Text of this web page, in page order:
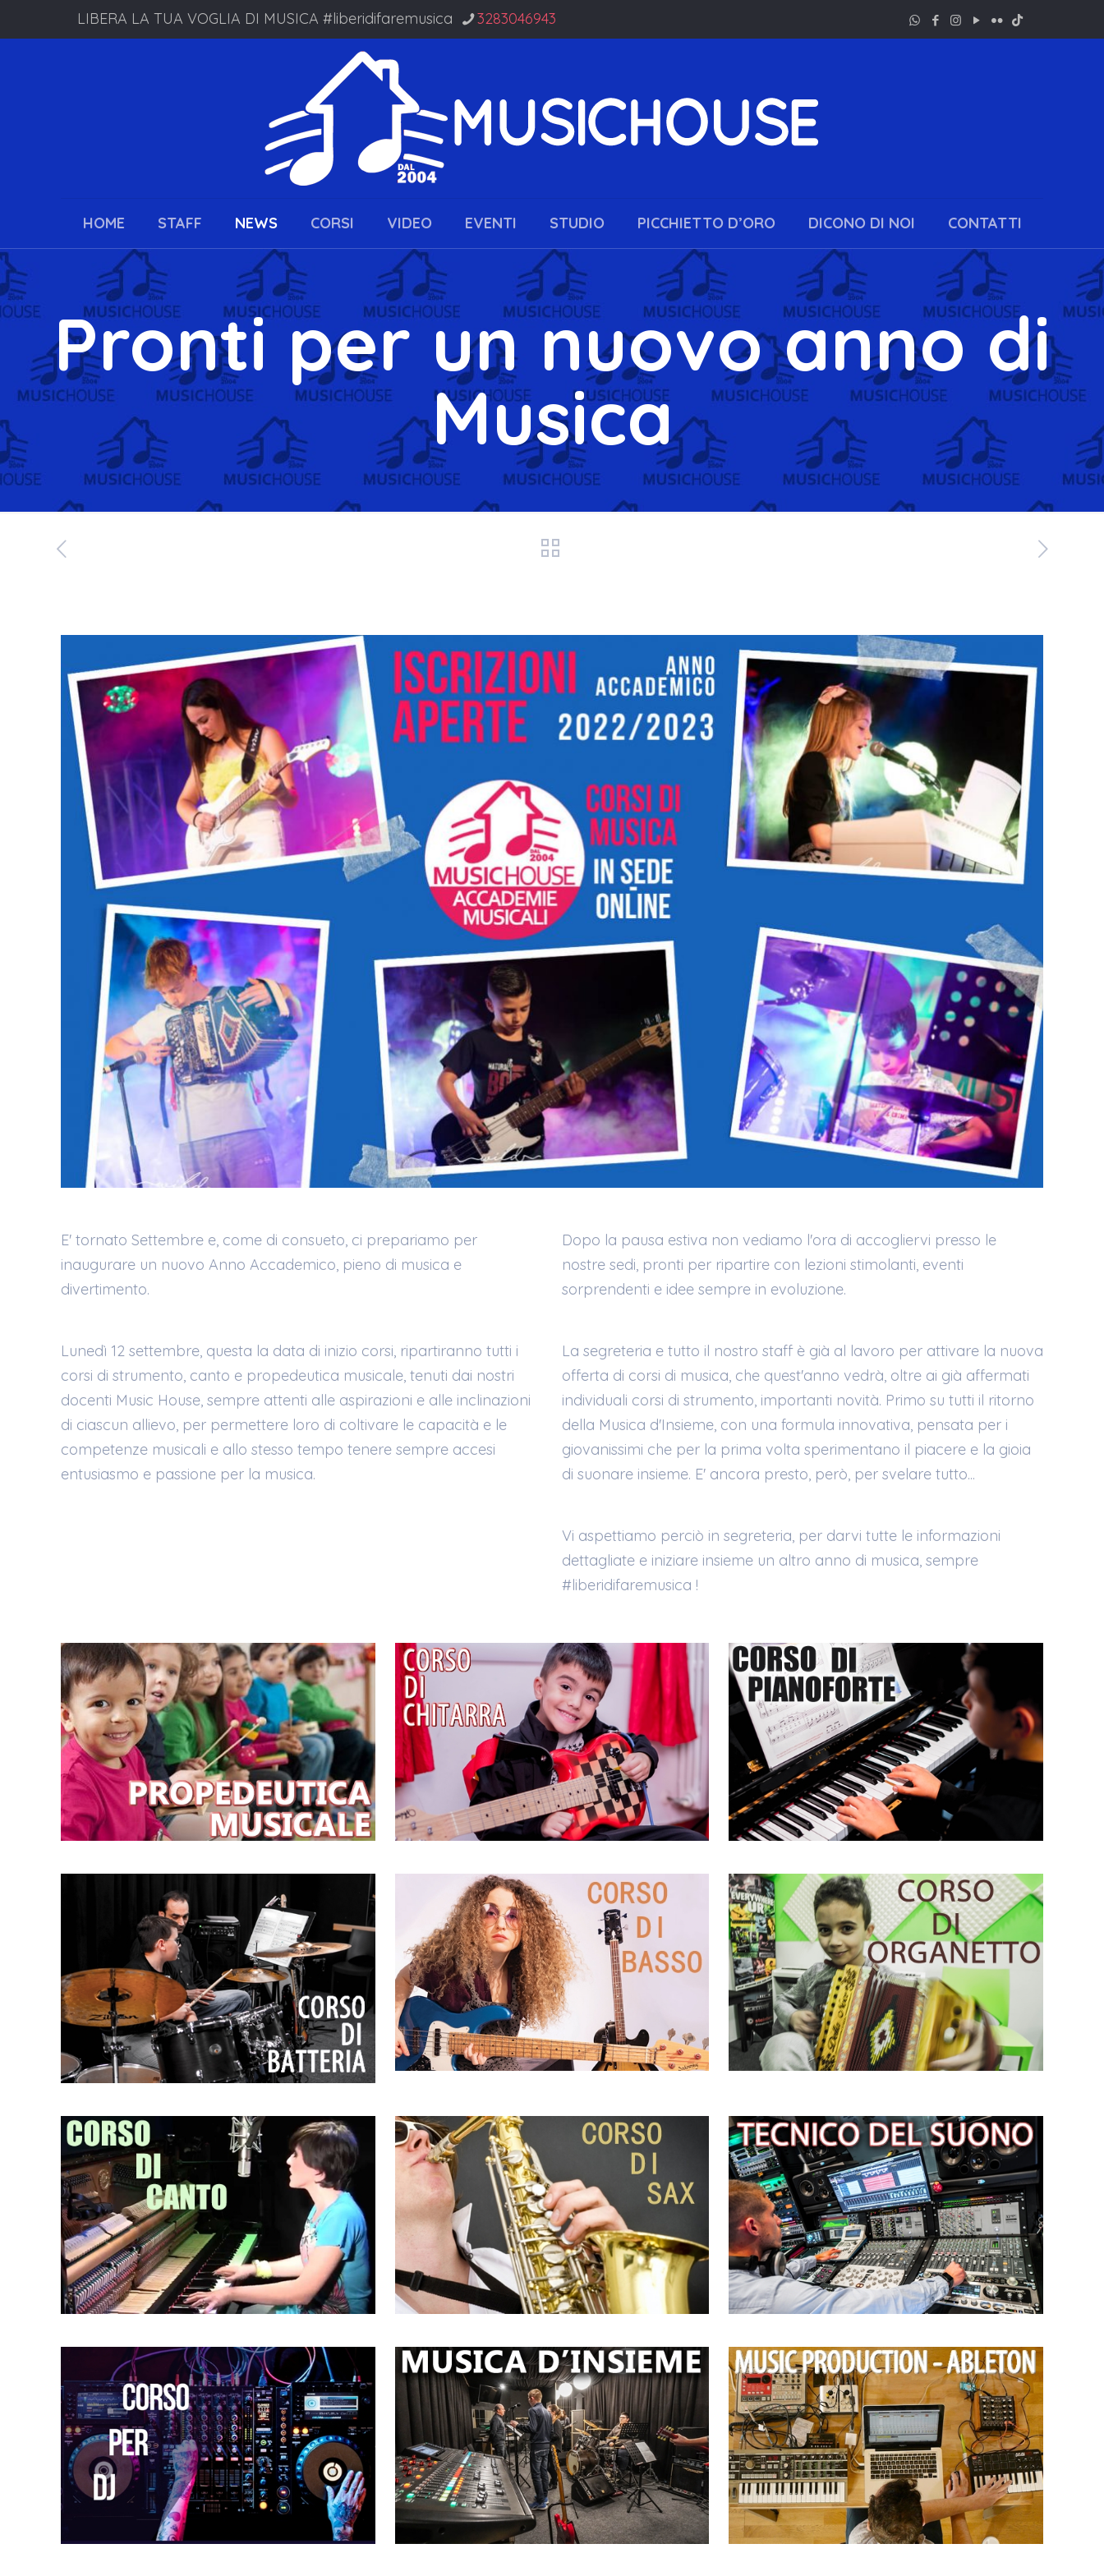
LIBERA LA TUA VOGLIA DI MUSICA #liberidifaremusica 3283046943
HOME STAFF NEWS CORSI VIDEO EVENTI STUDIO PICCHIETTO D’ORO DICONO DI NOI CONTATTI
Pronti per un nuovo anno di
Musica
E' tornato Settembre e, come di consueto, ci prepariamo per
inaugurare un nuovo Anno Accademico, pieno di musica e
divertimento.
Lunedì 12 settembre, questa la data di inizio corsi, ripartiranno tutti i
corsi di strumento, canto e propedeutica musicale, tenuti dai nostri
docenti Music House, sempre attenti alle aspirazioni e alle inclinazioni
di ciascun allievo, per permettere loro di coltivare le capacità e le
competenze musicali e allo stesso tempo tenere sempre accesi
entusiasmo e passione per la musica.
Dopo la pausa estiva non vediamo l'ora di accogliervi presso le
nostre sedi, pronti per ripartire con lezioni stimolanti, eventi
sorprendenti e idee sempre in evoluzione.
La segreteria e tutto il nostro staff è già al lavoro per attivare la nuova
offerta di corsi di musica, che quest'anno vedrà, oltre ai già affermati
individuali corsi di strumento, importanti novità. Primo su tutti il ritorno
della Musica d'Insieme, con una formula innovativa, pensata per i
giovanissimi che per la prima volta sperimentano il piacere e la gioia
di suonare insieme. E' ancora presto, però, per svelare tutto...
Vi aspettiamo perciò in segreteria, per darvi tutte le informazioni
dettagliate e iniziare insieme un altro anno di musica, sempre
#liberidifaremusica !